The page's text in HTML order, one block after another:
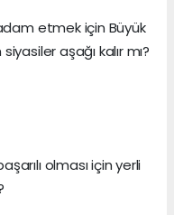
etmek için Büyük
aşağı kalır mı?
olması için yerli